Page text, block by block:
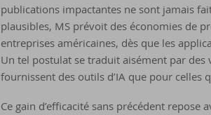
publications impactantes ne sont jamais
plausibles, MS prévoit des économies de
entreprises américaines, dès que les
Un tel postulat se traduit aisément par
fournissent des outils d’IA que pour celles
Ce gain d’efficacité sans précédent